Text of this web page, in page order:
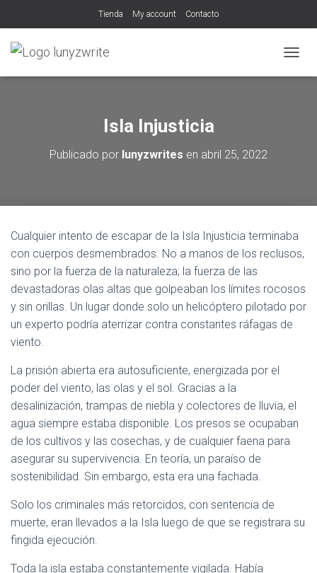
Tienda My account Contacto
A
N
A
G
A
Isla Injusticia
Publicado por lunyzwrites en abril 25, 2022
Cualquier intento de escapar de la Isla Injusticia terminaba
con cuerpos desmembrados. No a manos de los reclusos,
sino por la fuerza de la naturaleza; la fuerza de las
devastadoras olas altas que golpeaban los límites rocosos
y sin orillas. Un lugar donde solo un helicóptero pilotado por
un experto podría aterrizar contra constantes ráfagas de
viento.
La prisión abierta era autosuficiente, energizada por el
poder del viento, las olas y el sol. Gracias a la
desalinización, trampas de niebla y colectores de lluvia, el
agua siempre estaba disponible. Los presos se ocupaban
de los cultivos y las cosechas, y de cualquier faena para
asegurar su supervivencia. En teoría, un paraíso de
sostenibilidad. Sin embargo, esta era una fachada.
Solo los criminales más retorcidos, con sentencia de
muerte, eran llevados a la Isla luego de que se registrara su
fingida ejecución.
Toda la isla estaba constantemente vigilada. Había